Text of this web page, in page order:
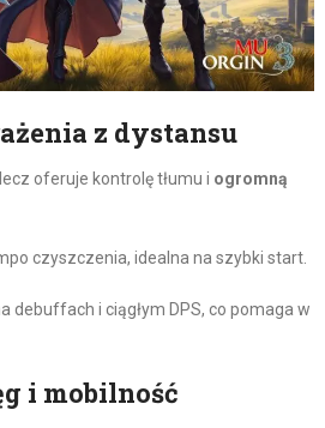
z dystansu
oferuje kontrolę tłumu i ogromną
czyszczenia, idealna na szybki start.
debuffach i ciągłym DPS, co pomaga w
i mobilność